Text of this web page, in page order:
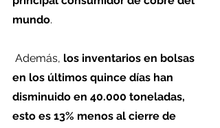
mundo.
Además, los inventarios en bolsas
en los últimos quince días han
disminuido en 40.000 toneladas,
esto es 13% menos al cierre de